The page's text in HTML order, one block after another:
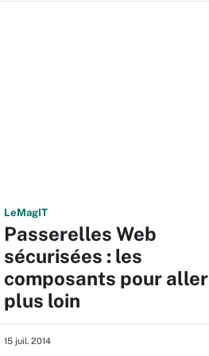
LeMagIT
Passerelles Web
sécurisées : les
composants pour aller
plus loin
15 juil. 2014